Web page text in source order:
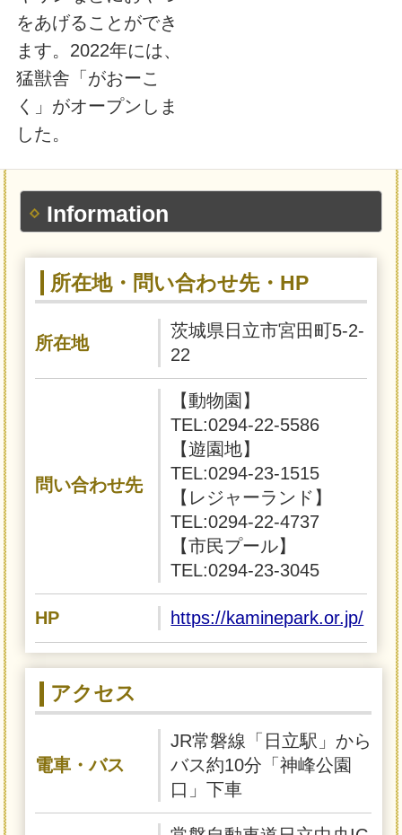
をあげることができ
ます。2022年には、
猛獣舎「がおーこ
く」がオープンしま
した。
Information
所在地・問い合わせ先・HP
所在地
茨城県日立市宮田町5-2-
22
問い合わせ先
【動物園】
TEL:0294-22-5586
【遊園地】
TEL:0294-23-1515
【レジャーランド】
TEL:0294-22-4737
【市民プール】
TEL:0294-23-3045
HP https://kaminepark.or.jp/
アクセス
電車・バス
JR常磐線「日立駅」から
バス約10分「神峰公園
口」下車